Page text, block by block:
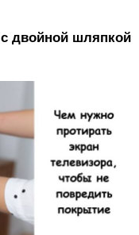
двойной шляпкой